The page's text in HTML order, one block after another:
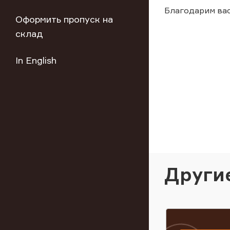
Оформить пропуск на
склад
In English
Благодарим